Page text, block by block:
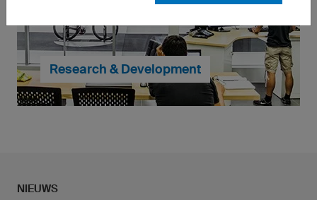
prijs inbegrepen.... verder naar MyDesign
Research & Development
zorgvuldige attentie aan ieder detail. Daarmee
NIEUWS